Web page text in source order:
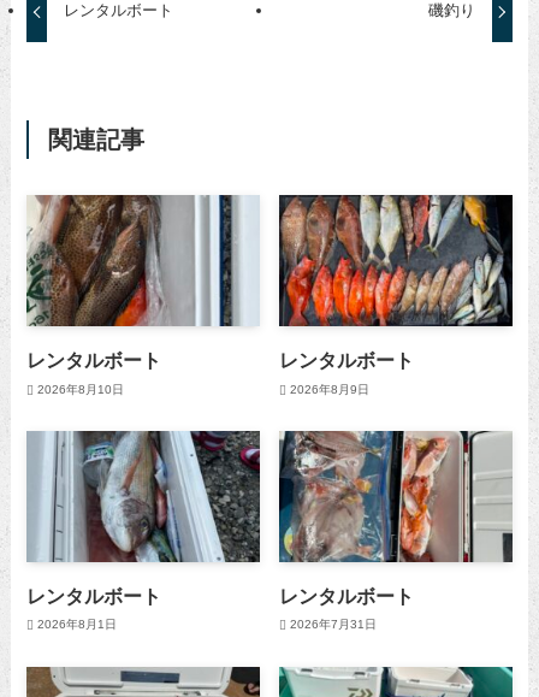
レンタルボート 磯釣り
関連記事
レンタルボート
2026年8月10日
レンタルボート
2026年8月9日
レンタルボート
2026年8月1日
レンタルボート
2026年7月31日